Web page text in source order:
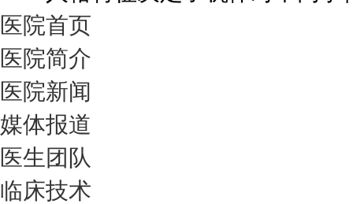
医院首页
医院简介
医院新闻
媒体报道
医生团队
临床技术